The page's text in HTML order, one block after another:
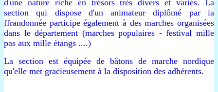
d'une nature riche en trésors très divers et variés.
La
section qui dispose d'un animateur diplômé par la
ffrandonnée participe également à des marches organisées
dans le département (marches populaires - festival mille
pas aux mille étangs ....)
La section est équipée de bâtons de marche nordique
qu'elle met gracieusement à la disposition des adhérents.